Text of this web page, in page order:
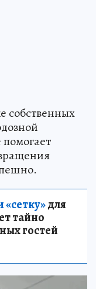
собственных
для
тайно
гостей